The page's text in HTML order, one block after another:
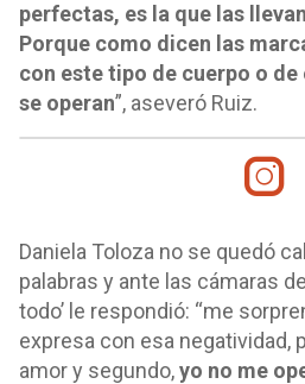
perfectas, es la que las
Porque como dicen las
con este tipo de cuerpo o de
se operan”, aseveró Ruiz.
Daniela Toloza no se quedó
palabras y ante las cámaras
todo’ le respondió: “me
expresa con esa negatividad,
amor y segundo,yo no me